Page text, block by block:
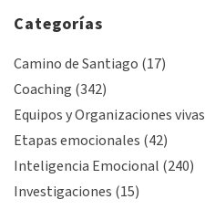
Categorías
Camino de Santiago (17)
Coaching (342)
Equipos y Organizaciones vivas
Etapas emocionales (42)
Inteligencia Emocional (240)
Investigaciones (15)